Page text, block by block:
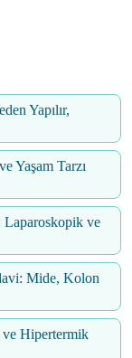
Yapılır,
Yaşam Tarzı
ve
Mide, Kolon
ve Hipertermik